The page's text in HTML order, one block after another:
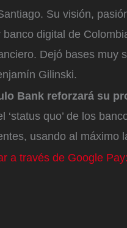
Su visión,
digital de
Dejó bases muy
Gilinski.
Bank reforzará su
‘status quo’ de los
usando al máximo
a través de Google